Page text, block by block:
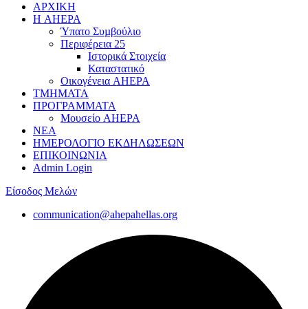
ΑΡΧΙΚΗ
Η AHEPA
Ύπατο Συµβούλιο
Περιφέρεια 25
Ιστορικά Στοιχεία
Καταστατικό
Οικογένεια AHEPA
ΤΜΗΜΑΤΑ
ΠΡΟΓΡΑΜΜΑΤΑ
Μουσείο AHEPA
ΝΕΑ
ΗΜΕΡΟΛΟΓΙΟ ΕΚΔΗΛΩΣΕΩΝ
ΕΠΙΚΟΙΝΩΝΙΑ
Admin Login
Είσοδος Μελών
communication@ahepahellas.org